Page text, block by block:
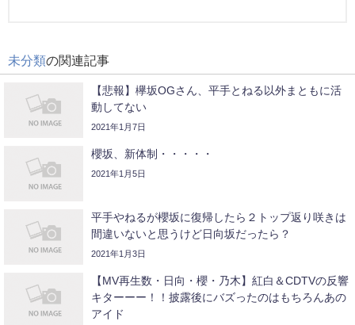
未分類の関連記事
【悲報】欅坂OGさん、平手とねる以外まともに活
動してない
2021年1月7日
櫻坂、新体制・・・・・
2021年1月5日
平手やねるが櫻坂に復帰したら２トップ返り咲きは
間違いないと思うけど日向坂だったら？
2021年1月3日
【MV再生数・日向・櫻・乃木】紅白＆CDTVの反響
キターーー！！披露後にバズったのはもちろんあの
アイド